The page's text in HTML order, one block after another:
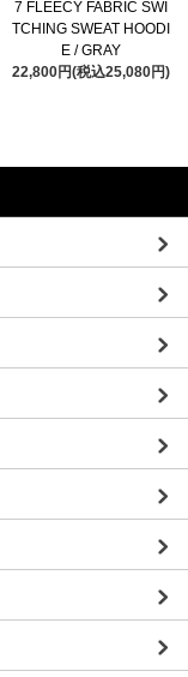
7 FLEECY FABRIC SWI
TCHING SWEAT HOODI
E / GRAY
22,800円(税込25,080円)